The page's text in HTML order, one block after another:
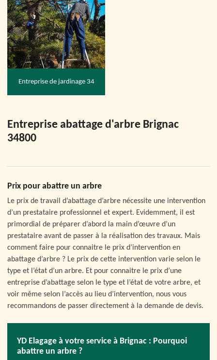
Entreprise de jardinage 34
Entreprise abattage d'arbre Brignac
34800
Prix pour abattre un arbre
Le prix de travail d’abattage d’arbre nécessite une intervention
d’un prestataire professionnel et expert. Evidemment, il est
primordial de préparer d’abord la main d’œuvre d’un
prestataire avant de passer à la réalisation des travaux. Mais
comment faire pour connaitre le prix d’intervention en
abattage d’arbre ? Le prix de cette intervention varie selon le
type et l’état d’un arbre. Et pour connaitre le prix d’une
entreprise d’abattage selon le type et l’état de votre arbre, et
voir même selon l’accès au lieu d’intervention, nous vous
recommandons de passer directement à la demande de devis.
YD Elagage à votre service à Brignac : Pourquoi
abattre un arbre ?